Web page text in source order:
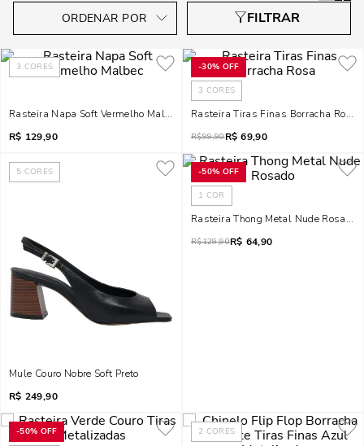
3 CORES
Rasteira Napa Soft Vermelho Malbec
R$ 129,90
-30% OFF
3 CORES
Rasteira Tiras Finas Borracha Rosa
R$99,90R$ 69,90
5 CORES
Mule Couro Nobre Soft Preto
R$ 249,90
-50% OFF
1 COR
Rasteira Thong Metal Nude Rosado
R$129,90R$ 64,90
-50% OFF 2 CORES